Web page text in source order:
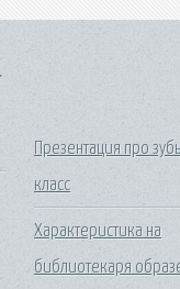
Презентация про
класс
Характеристика на
библиотекаря